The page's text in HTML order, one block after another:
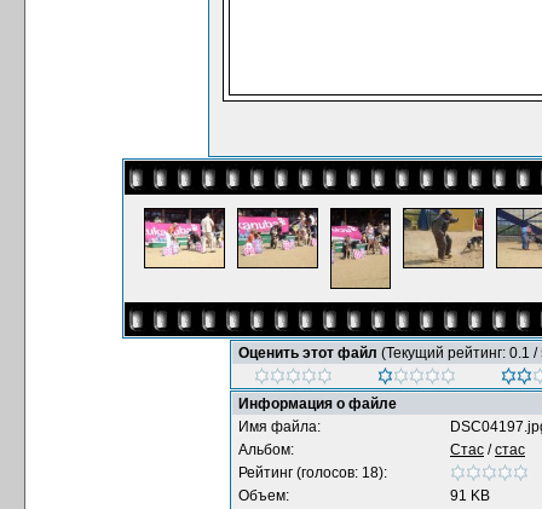
Оценить этот файл (Текущий рейтинг: 0.1 /
Информация о файле
Имя файла:
Альбом:
Стас /стас
Рейтинг (голосов: 18):
Объем:
91 KB